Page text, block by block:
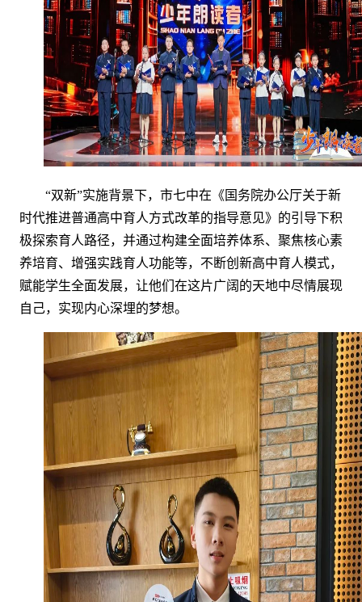
“双新”实施背景下，市七中在《国务院办公厅关于新
时代推进普通高中育人方式改革的指导意见》的引导下积
极探索育人路径，并通过构建全面培养体系、聚焦核心素
养培育、增强实践育人功能等，不断创新高中育人模式，
赋能学生全面发展，让他们在这片广阔的天地中尽情展现
自己，实现内心深埋的梦想。